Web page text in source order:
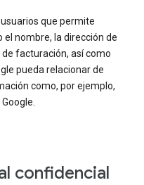
que permite
nombre, la dirección de
facturación, así como
pueda relacionar de
como, por ejemplo,
confidencial